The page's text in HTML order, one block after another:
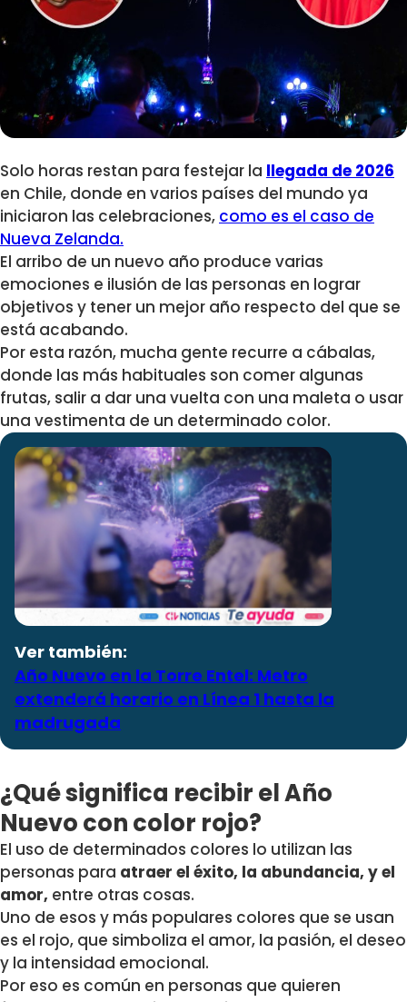
Solo horas restan para festejar la llegada de 2026
en Chile, donde en varios países del mundo ya
iniciaron las celebraciones, como es el caso de
Nueva Zelanda.
El arribo de un nuevo año produce varias
emociones e ilusión de las personas en lograr
objetivos y tener un mejor año respecto del que se
está acabando.
Por esta razón, mucha gente recurre a cábalas,
donde las más habituales son comer algunas
frutas, salir a dar una vuelta con una maleta o usar
una vestimenta de un determinado color.
Ver también:
Año Nuevo en la Torre Entel: Metro
extenderá horario en Línea 1 hasta la
madrugada
¿Qué significa recibir el Año
Nuevo con color rojo?
El uso de determinados colores lo utilizan las
personas para atraer el éxito, la abundancia, y el
amor, entre otras cosas.
Uno de esos y más populares colores que se usan
es el rojo, que simboliza el amor, la pasión, el deseo
y la intensidad emocional.
Por eso es común en personas que quieren